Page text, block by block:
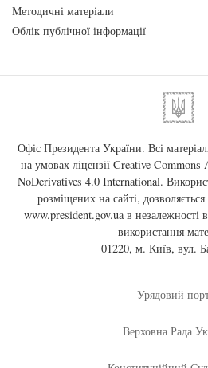
Методичні матеріали
Облік публічної інформації
Офіс Президента України. Всі
на умовах ліцензії Creative Commons
NoDerivatives 4.0 International.
розміщених на сайті,
www.president.gov.uaв незалежності
використання
01220, м. Київ, вул.
Урядовий
Верховна Рада